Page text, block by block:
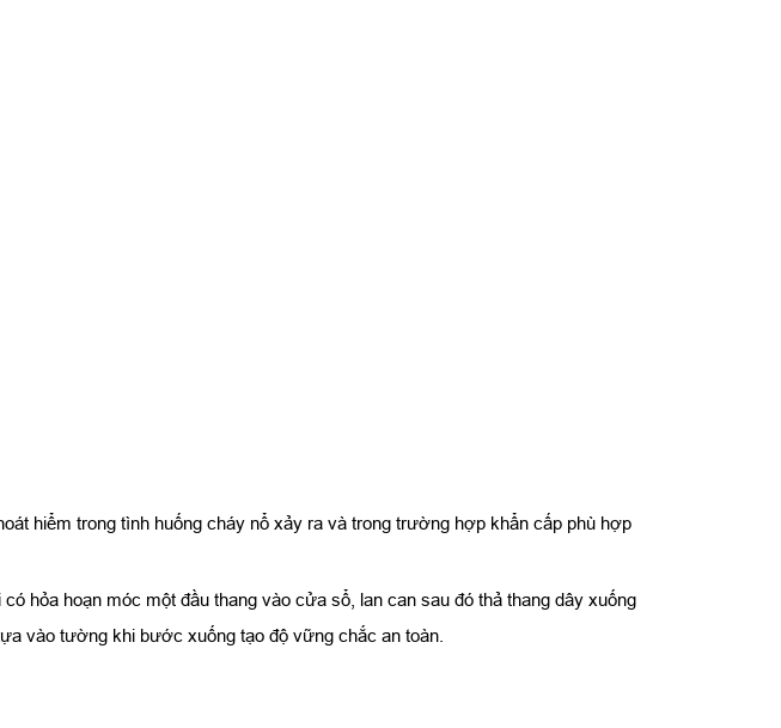
hiểm trong tình huống cháy nổ xảy ra và trong trường hợp khẩn cấp phù hợp
hỏa hoạn móc một đầu thang vào cửa sổ, lan can sau đó thả thang dây xuống
vào tường khi bước xuống tạo độ vững chắc an toàn.